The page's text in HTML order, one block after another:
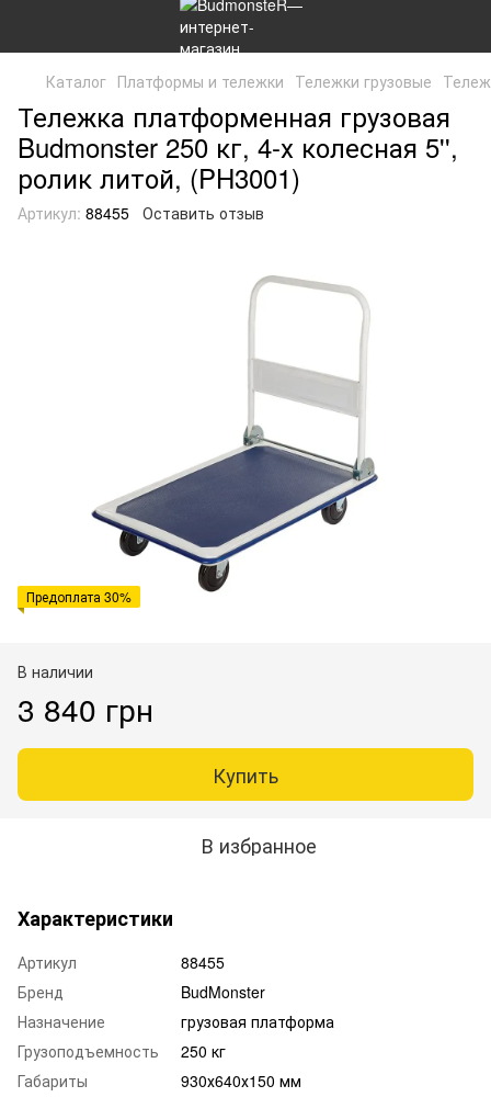
Каталог Платформы и тележки Тележки грузовые
Тележка платформенная грузовая
Budmonster 250 кг, 4-х колесная 5'',
ролик литой, (PH3001)
Артикул: 88455 Оставить отзыв
Предоплата 30%
В наличии
3 840 грн
Купить
В избранное
Характеристики
Артикул
88455
Бренд
BudMonster
Назначение
грузовая платформа
Грузоподъемность
250 кг
Габариты
930х640х150 мм